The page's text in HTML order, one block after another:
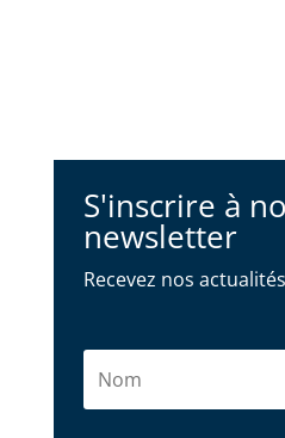
S'inscrire à
newsletter
Recevez nos